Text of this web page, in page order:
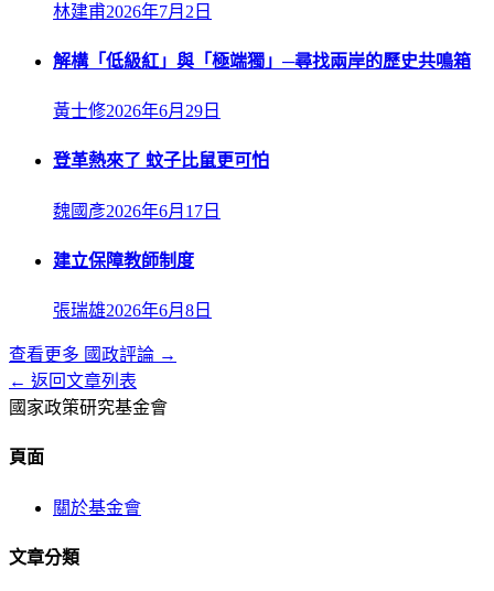
林建甫2026年7月2日
解構「低級紅」與「極端獨」─尋找兩岸的歷史共鳴箱
黃士修2026年6月29日
登革熱來了 蚊子比鼠更可怕
魏國彥2026年6月17日
建立保障教師制度
張瑞雄2026年6月8日
查看更多 國政評論 →
← 返回文章列表
國家政策研究基金會
頁面
關於基金會
文章分類